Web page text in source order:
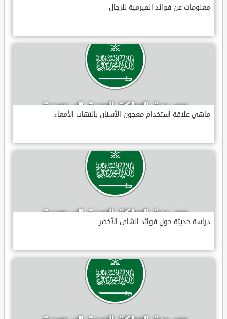
معلومات عن فوائد الميرمية للرجال
ماهي علاقة استخدام معجون الأسنان بالتهاب الأمعاء
دراسة حديثة حول فوائد الشاي الأخضر